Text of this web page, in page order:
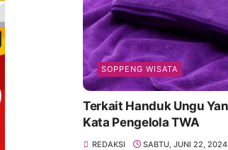
SOPPENG WISATA
Terkait Handuk Ungu
Kata Pengelola TWA
REDAKSI SABTU, JUNI 22, 2024